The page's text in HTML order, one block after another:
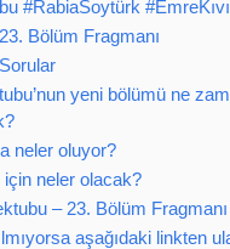
#RabiaSoytürk
Bölüm Fragmanı
yeni bölümü ne
neler oluyor?
için neler olacak?
– 23. Bölüm Fragmanı
aşağıdaki linkten